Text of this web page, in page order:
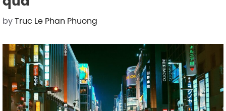
byTruc Le Phan Phuong